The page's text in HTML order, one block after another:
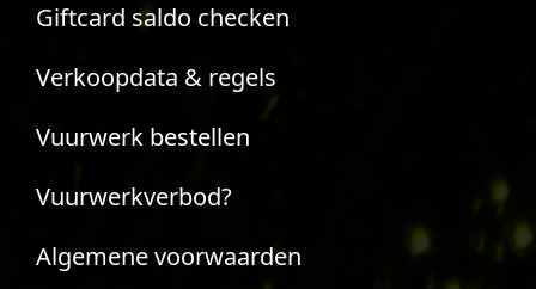
Giftcard saldo checken
Verkoopdata & regels
Vuurwerk bestellen
Vuurwerkverbod?
Algemene voorwaarden